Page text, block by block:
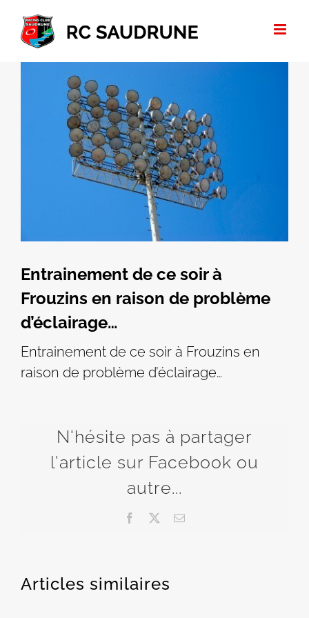
Passer
contenu
agrandie
Entrainement de ce soir à
Frouzins en raison de problème
d’éclairage…
Entrainement de ce soir à Frouzins en
raison de problème d’éclairage…
N'hésite pas à partager
l'article sur Facebook ou
autre...
Facebook Email
Articles similaires